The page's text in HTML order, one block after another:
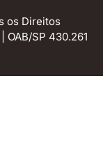
os Direitos
OAB/SP 430.261